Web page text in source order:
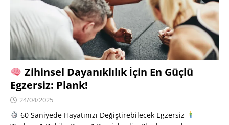
Zihinsel Dayanıklılık İçin En Güçlü
Egzersiz: Plank!
24/04/2025
60 Saniyede Hayatınızı Değiştirebilecek Egzersiz